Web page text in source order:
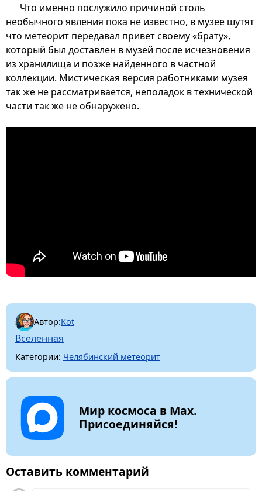
Что именно послужило причиной столь
необычного явления пока не известно, в музее шутят
что метеорит передавал привет своему «брату»,
который был доставлен в музей после исчезновения
из хранилища и позже найденного в частной
коллекции. Мистическая версия работниками музея
так же не рассматривается, неполадок в технической
части так же не обнаружено.
Автор:Kot
Вселенная
Категории: Челябинский метеорит
Мир космоса в Max.
Присоединяйся!
Оставить комментарий